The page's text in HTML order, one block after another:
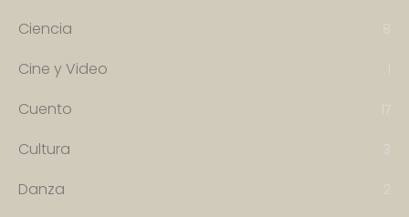
Ciencia 8
Cine y Video 1
Cuento 17
Cultura 3
Danza 2